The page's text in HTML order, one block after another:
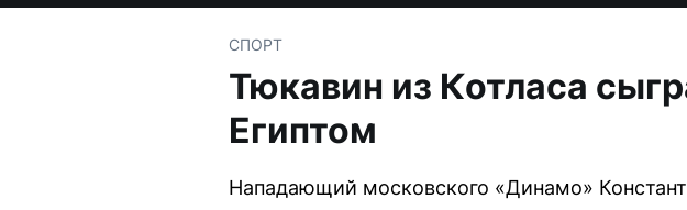
СПОРТ
Тюкавин из Котласа
Египтом
Нападающий московского «Динамо»